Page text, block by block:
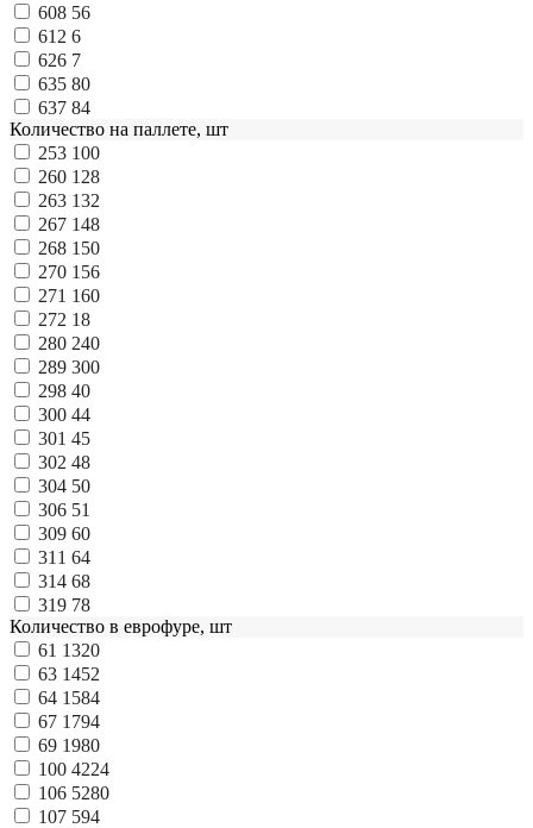
608 56
612 6
626 7
635 80
637 84
Количество на паллете, шт
253 100
260 128
263 132
267 148
268 150
270 156
271 160
272 18
280 240
289 300
298 40
300 44
301 45
302 48
304 50
306 51
309 60
311 64
314 68
319 78
Количество в еврофуре, шт
61 1320
63 1452
64 1584
67 1794
69 1980
100 4224
106 5280
107 594